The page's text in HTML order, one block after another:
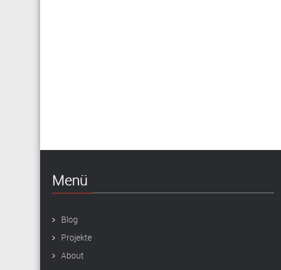
Menü
Blog
Projekte
About